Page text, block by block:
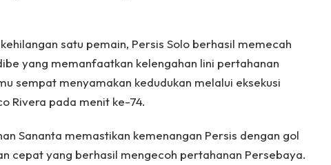
satu pemain, Persis Solo berhasil memecah
yang memanfaatkan kelengahan lini pertahanan
sempat menyamakan kedudukan melalui eksekusi
Rivera pada menit ke-74.
Sananta memastikan kemenangan Persis dengan gol
cepat yang berhasil mengecoh pertahanan Persebaya.